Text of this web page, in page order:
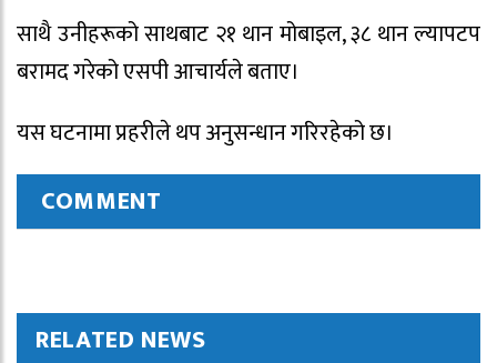
साथै उनीहरूको साथबाट २१ थान मोबाइल, ३८ थान ल्यापटप
बरामद गरेको एसपी आचार्यले बताए।
यस घटनामा प्रहरीले थप अनुसन्धान गरिरहेको छ।
COMMENT
RELATED NEWS